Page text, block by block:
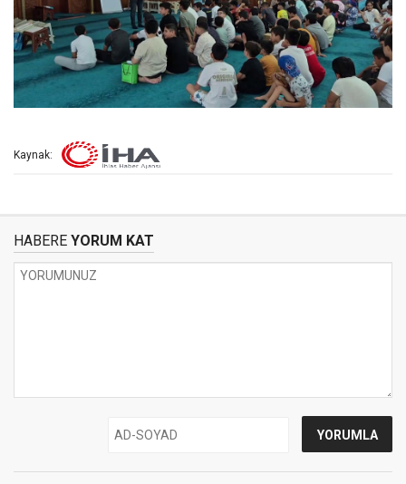
Kaynak:
HABERE YORUM KAT